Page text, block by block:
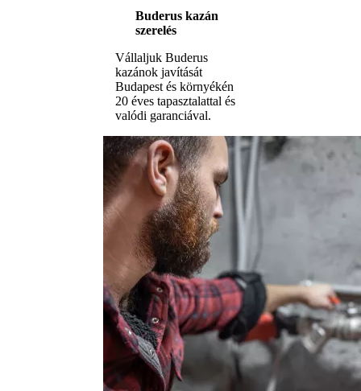
Buderus kazán
szerelés
Vállaljuk Buderus
kazánok javítását
Budapest és környékén
20 éves tapasztalattal és
valódi garanciával.